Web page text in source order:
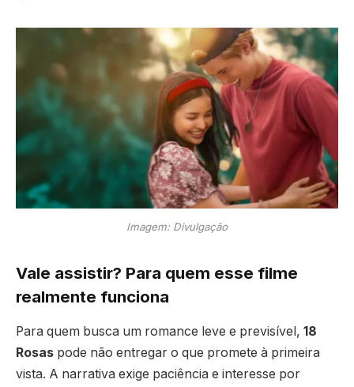
Imagem: Divulgação
Vale assistir? Para quem esse filme
realmente funciona
Para quem busca um romance leve e previsível, 18
Rosas pode não entregar o que promete à primeira
vista. A narrativa exige paciência e interesse por